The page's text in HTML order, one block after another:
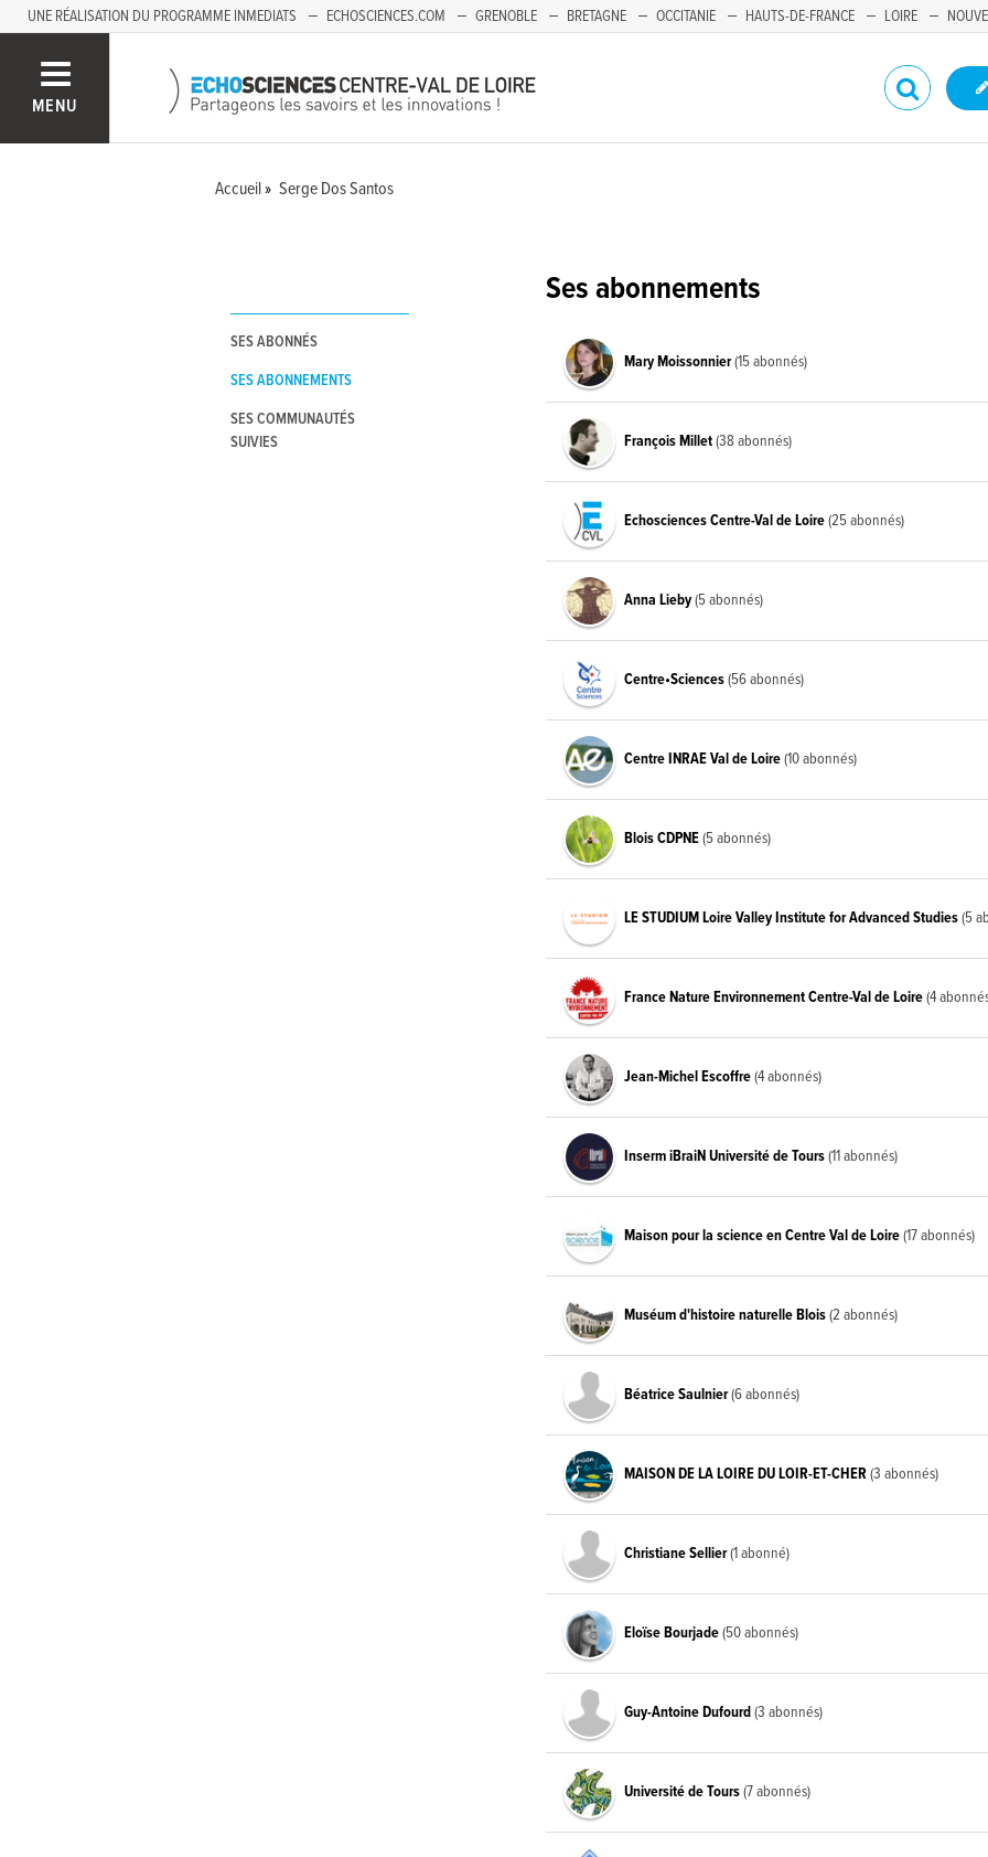
UNE RÉALISATION DU PROGRAMME INMEDIATS ECHOSCIENCES.COM GRENOBLE BRETAGNE OCCITANIE HAUTS-DE-FRANCE LOIRE
MENU
Accueil Serge Dos Santos
SES ABONNÉS
SES ABONNEMENTS
SES COMMUNAUTÉS
SUIVIES
Ses abonnements
Mary Moissonnier(15 abonnés)
François Millet(38 abonnés)
Echosciences Centre-Val de Loire(25 abonnés)
Anna Lieby(5 abonnés)
Centre•Sciences(56 abonnés)
Centre INRAE Val de Loire(10 abonnés)
Blois CDPNE(5 abonnés)
LE STUDIUM Loire Valley Institute for Advanced Studies(5
France Nature Environnement Centre-Val de Loire(4
Jean-Michel Escoffre(4 abonnés)
Inserm iBraiN Université de Tours(11 abonnés)
Maison pour la science en Centre Val de Loire(17 abonnés)
Muséum d'histoire naturelle Blois(2 abonnés)
Béatrice Saulnier(6 abonnés)
MAISON DE LA LOIRE DU LOIR-ET-CHER(3 abonnés)
Christiane Sellier(1 abonné)
Eloïse Bourjade(50 abonnés)
Guy-Antoine Dufourd(3 abonnés)
Université de Tours(7 abonnés)